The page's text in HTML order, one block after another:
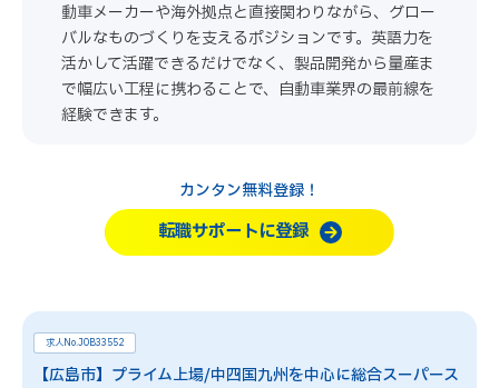
動車メーカーや海外拠点と直接関わりながら、グロー
バルなものづくりを支えるポジションです。英語力を
活かして活躍できるだけでなく、製品開発から量産ま
で幅広い工程に携わることで、自動車業界の最前線を
経験できます。
カンタン無料登録！
転職サポートに登録
求人No.JOB33552
【広島市】プライム上場/中四国九州を中心に総合スーパース